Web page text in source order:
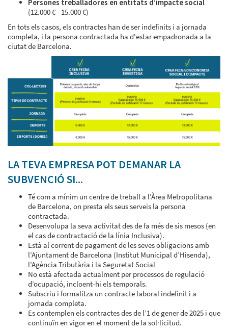
Persones treballadores en entitats d’impacte social
(12.000 € - 15.000 €)
En tots els casos, els contractes han de ser indefinits i a jornada
completa, i la persona contractada ha d'estar empadronada a la
ciutat de Barcelona.
LA TEVA EMPRESA POT DEMANAR LA
SUBVENCIÓ SI...
Té com a mínim un centre de treball a l’Àrea Metropolitana
de Barcelona, on presta els seus serveis la persona
contractada.
Desenvolupa la seva activitat des de fa més de sis mesos (en
el cas de contractació de la línia Inclusiva).
Està al corrent de pagament de les seves obligacions amb
l’Ajuntament de Barcelona (Institut Municipal d’Hisenda),
l’Agència Tributària i la Seguretat Social
No està afectada actualment per processos de regulació
d’ocupació, incloent-hi els temporals.
Subscriu i formalitza un contracte laboral indefinit i a
jornada completa.
Es contemplen els contractes des de l’1 de gener de 2025 i que
continuïn en vigor en el moment de la sol·licitud.